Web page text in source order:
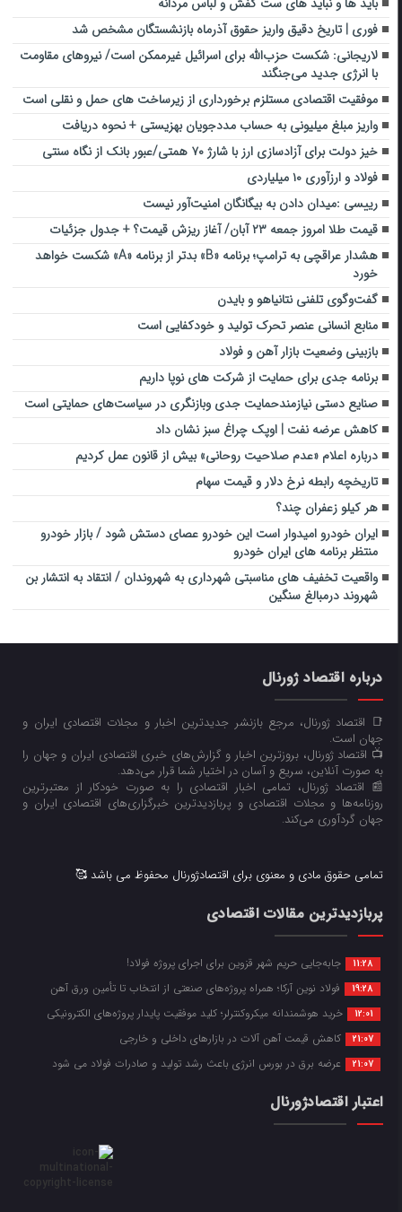
فوری | تاریخ دقیق واریز حقوق آذرماه بازنشستگان مشخص شد
لاریجانی: شکست حزب‌الله برای اسرائیل غیرممکن است/ نیروهای مقاومت
با انرژی جدید می‌جنگند
موفقیت اقتصادی مستلزم برخورداری از زیرساخت های حمل و نقلی است
واریز مبلغ میلیونی به حساب مددجویان بهزیستی + نحوه دریافت
خیز دولت برای آزادسازی ارز با شارژ ۷۰ همتی/عبور بانک از نگاه سنتی
فولاد و ارزآوری ۱۰ میلیاردی
رییسی :میدان دادن به بیگانگان امنیت‌آور نیست
قیمت طلا امروز جمعه ۲۳ آبان/ آغاز ریزش قیمت؟ + جدول جزئیات
هشدار عراقچی به ترامپ؛ برنامه «B» بدتر از برنامه «A» شکست خواهد
خورد
گفت‌وگوی تلفنی نتانیاهو و بایدن
منابع انسانی عنصر تحرک تولید و خودکفایی است
بازبینی وضعیت بازار آهن و فولاد
برنامه جدی برای حمایت از شرکت های نوپا داریم
صنایع دستی نیازمندحمایت جدی وبازنگری در سیاست‌های حمایتی است
کاهش عرضه نفت | اوپک چراغ سبز نشان داد
درباره اعلام «عدم صلاحیت روحانی» بیش از قانون عمل کردیم
تاریخچه رابطه نرخ دلار و قیمت سهام
هر کیلو زعفران چند؟
ایران خودرو امیدوار است این خودرو عصای دستش شود / بازار خودرو
منتظر برنامه های ایران خودرو
واقعیت تخفیف های مناسبتی شهرداری به شهروندان / انتقاد به انتشار بن
شهروند درمبالغ سنگین
درباره اقتصاد ژورنال
📑 اقتصاد ژورنال، مرجع بازنشر جدیدترین اخبار و مجلات اقتصادی ایران و
جهان است.
📺 اقتصاد ژورنال، بروزترین اخبار و گزارش‌های خبری اقتصادی ایران و جهان را
به صورت آنلاین، سریع و آسان در اختیار شما قرار می‌‌دهد.
📰 اقتصاد ژورنال، تمامی اخبار اقتصادی را به صورت خودکار از معتبرترین
روزنامه‌ها و مجلات اقتصادی و پربازدیدترین خبرگزاری‌های اقتصادی ایران و
جهان گردآوری می‌کند.
تمامی حقوق مادی و معنوی برای اقتصادژورنال محفوظ می باشد 🥰
پربازدیدترین مقالات اقتصادی
11:28 جابه‌جایی حریم شهر قزوین برای اجرای پروژه فولاد!
19:28 فولاد نوین آرکا؛ همراه پروژه‌های صنعتی از انتخاب تا تأمین ورق آهن
12:01 خرید هوشمندانه میکروکنترلر؛ کلید موفقیت پایدار پروژه‌های الکترونیکی
21:07 کاهش قیمت آهن آلات در بازارهای داخلی و خارجی
21:07 عرضه برق در بورس انرژی باعث رشد تولید و صادرات فولاد می شود
اعتبار اقتصادژورنال